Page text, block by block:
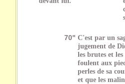
70" C'est par un
jugement de
les brutes et
foulent aux
perles de sa
et que les